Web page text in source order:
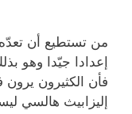
من تستطيع أن تعدّه
إعدادا جيّدا وهو
فأن الكثيرون
إليزابيث هالسي